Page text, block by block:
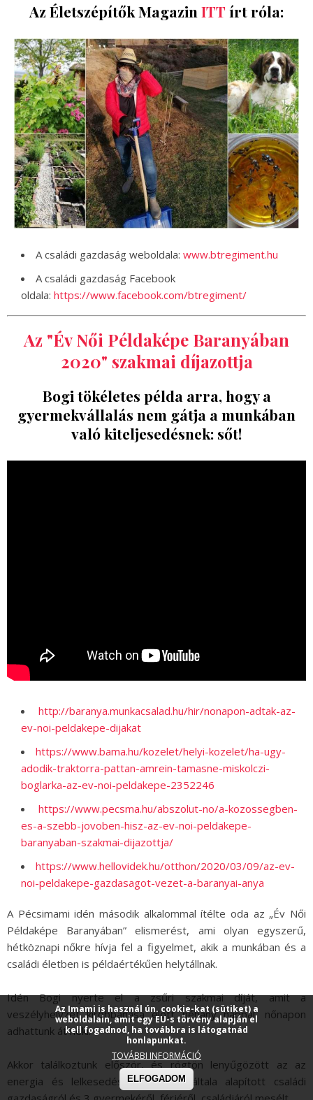
Az Életszépítők Magazin ITT írt róla:
A családi gazdaság weboldala: www.btregiment.hu
A családi gazdaság Facebook
oldala: https://www.facebook.com/btregiment/
Az "Év Női Példaképe Baranyában
2020" szakmai díjazottja
Bogi tökéletes példa arra, hogy a
gyermekvállalás nem gátja a munkában
való kiteljesedésnek: sőt!
http://baranya.munkacsalad.hu/hir/nonapon-adtak-az-
ev-noi-peldakepe-dijakat
https://www.bama.hu/kozelet/helyi-kozelet/ha-ugy-
adodik-traktorra-pattan-amrein-tamasne-miskolczi-
boglarka-az-ev-noi-peldakepe-2352246
https://www.pecsma.hu/abszolut-no/a-kozossegben-
es-a-szebb-jovoben-hisz-az-ev-noi-peldakepe-
baranyaban-szakmai-dijazottja/
https://www.hellovidek.hu/otthon/2020/03/09/az-ev-
noi-peldakepe-gazdasagot-vezet-a-baranyai-anya
A Pécsimami idén második alkalommal ítélte oda az „Év Női
Példaképe Baranyában” elismerést, ami olyan egyszerű,
hétköznapi nőkre hívja fel a figyelmet, akik a munkában és a
családi életben is példaértékűen helytállnak.
Idén Bogi nyerte el a zsűri szakmai díját, amit a
veszélyhelyzet kirobbanása előtt néhány nappal, nőnapon
adhattunk át neki.
Akkor találkoztunk először, és rögtön lenyűgözött az az
energia és lelkesedés, amivel az általa alapított családi
Az Imami is használ ún. cookie-kat (sütiket) a
weboldalain, amit egy EU-s törvény alapján el
kell fogadnod, ha továbbra is látogatnád
honlapunkat.
TOVÁBBI INFORMÁCIÓ
ELFOGADOM